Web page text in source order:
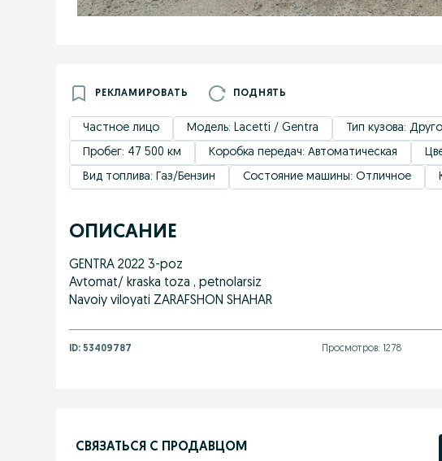
РЕКЛАМИРОВАТЬ ПОДНЯТЬ
Частное лицо Модель: Lacetti / Gentra Тип кузова:
Пробег: 47 500 км
Коробка передач: Автоматическая
Вид топлива: Газ/Бензин
Состояние машины: Отличное
ОПИСАНИЕ
GENTRA 2022 3-poz
Avtomat/ kraska toza , petnolarsiz
Navoiy viloyati ZARAFSHON SHAHAR
ID: 53409787 Просмотров: 1278
СВЯЗАТЬСЯ С ПРОДАВЦОМ